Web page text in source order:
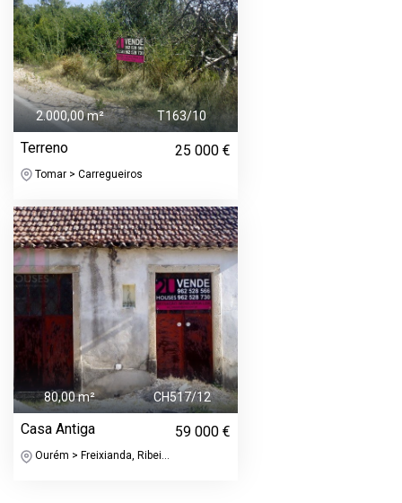
2.000,00 m² T163/10
Terreno 25 000 €
Tomar > Carregueiros
80,00 m² CH517/12
Casa Antiga 59 000 €
Ourém > Freixianda, Ribei...